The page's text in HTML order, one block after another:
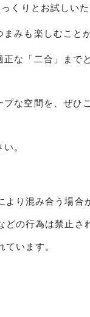
くりとお試しいた
みも楽しむこと
な「二合」まで
な空間を、ぜひ
。
り混み合う場合
の行為は禁止さ
います。